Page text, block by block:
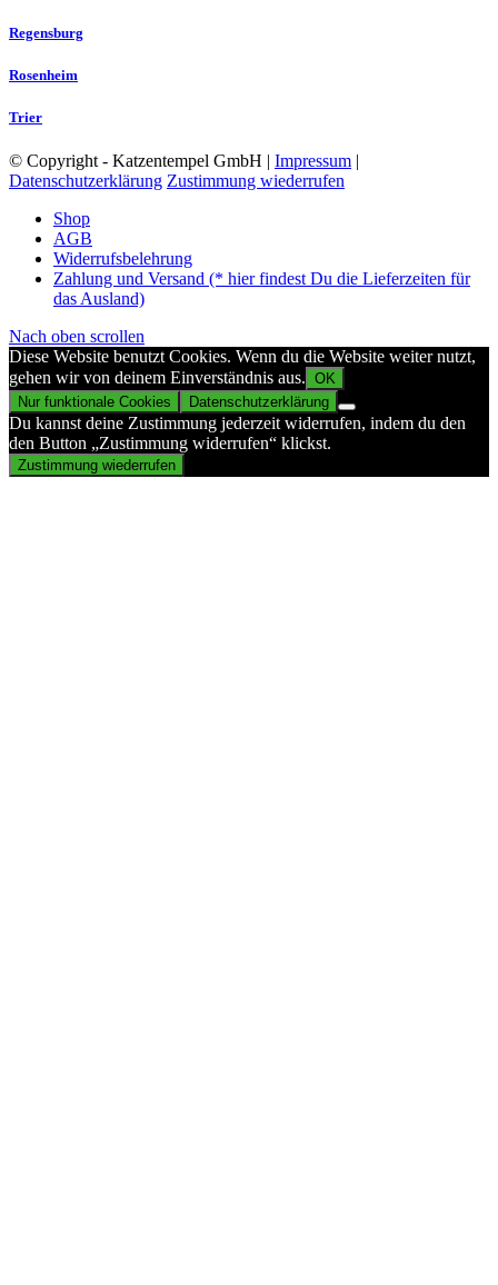
Regensburg
Rosenheim
Trier
© Copyright - Katzentempel GmbH | Impressum |
Datenschutzerklärung Zustimmung wiederrufen
Shop
AGB
Widerrufsbelehrung
Zahlung und Versand (* hier findest Du die Lieferzeiten für
das Ausland)
Nach oben scrollen
Diese Website benutzt Cookies. Wenn du die Website weiter nutzt,
gehen wir von deinem Einverständnis aus. OK
Nur funktionale Cookies
Datenschutzerklärung
Du kannst deine Zustimmung jederzeit widerrufen, indem du den
den Button „Zustimmung widerrufen“ klickst.
Zustimmung wiederrufen